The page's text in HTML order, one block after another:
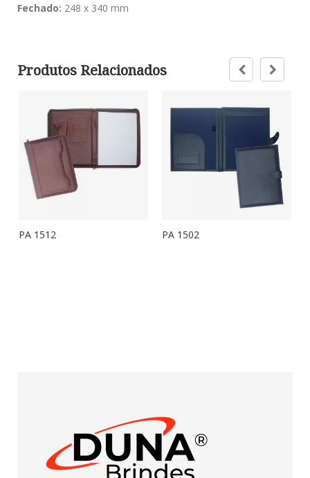
Fechado: 248 x 340 mm
Produtos Relacionados
PA 1512 PA 1502